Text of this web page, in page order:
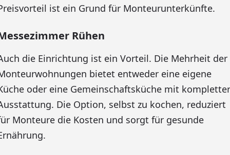
ist ein Grund für Monteurunterkünfte.
Rühen
die Einrichtung ist ein Vorteil. Die Mehrheit der
bietet entweder eine eigene
oder eine Gemeinschaftsküche mit kompletter
Die Option, selbst zu kochen, reduziert
Monteure die Kosten und sorgt für gesunde